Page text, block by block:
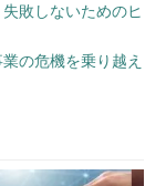
敗しないためのヒ
の危機を乗り越え